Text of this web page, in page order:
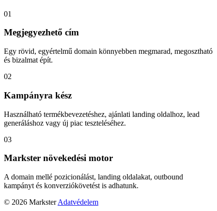
01
Megjegyezhető cím
Egy rövid, egyértelmű domain könnyebben megmarad, megosztható
és bizalmat épít.
02
Kampányra kész
Használható termékbevezetéshez, ajánlati landing oldalhoz, lead
generáláshoz vagy új piac teszteléséhez.
03
Markster növekedési motor
A domain mellé pozicionálást, landing oldalakat, outbound
kampányt és konverziókövetést is adhatunk.
© 2026 Markster Adatvédelem